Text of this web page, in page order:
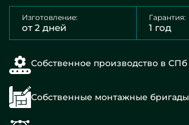
Изготовление:
от 2 дней
Гарантия:
1 год
Собственное производство в СПб
Собственные монтажные бригады